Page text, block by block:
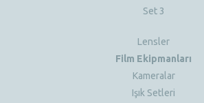
Set 3
Lensler
Film Ekipmanları
Kameralar
Işık Setleri